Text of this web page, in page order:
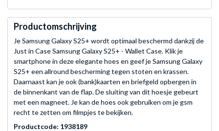
Productomschrijving
Je Samsung Galaxy S25+ wordt optimaal beschermd dankzij de
Just in Case Samsung Galaxy S25+ - Wallet Case. Klik je
smartphone in deze elegante hoes en geef je Samsung Galaxy
S25+ een allround bescherming tegen stoten en krassen.
Daarnaast kan je ook (bank)kaarten en briefgeld opbergen in
de binnenkant van de flap. De sluiting van dit hoesje gebeurt
met een magneet. Je kan de hoes ook gebruiken om je gsm
recht te zetten om filmpjes te bekijken.
Productcode: 1938189